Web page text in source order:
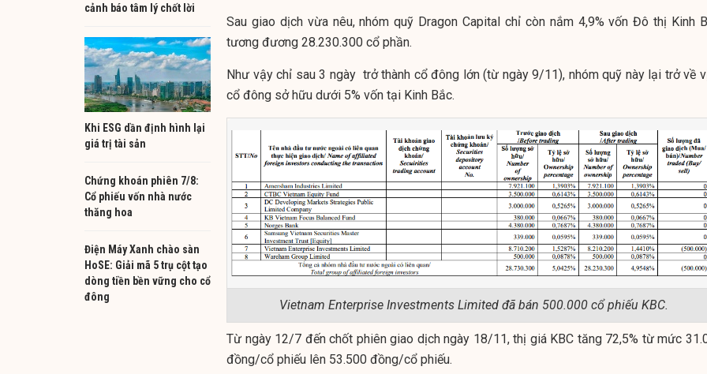
cảnh báo tâm lý chốt lời
Khi ESG dần định hình lại
giá trị tài sản
Chứng khoán phiên 7/8:
Cổ phiếu vốn nhà nước
thăng hoa
Điện Máy Xanh chào sàn
HoSE: Giải mã 5 trụ cột tạo
dòng tiền bền vững cho cổ
đông
Sau giao dịch vừa nêu, nhóm quỹ Dragon Capital chỉ còn nắm 4,9% vốn Đô thị Kinh
tương đương 28.230.300 cổ phần.
Như vậy chỉ sau 3 ngày trở thành cổ đông lớn (từ ngày 9/11), nhóm quỹ này lại trở về
cổ đông sở hữu dưới 5% vốn tại Kinh Bắc.
Vietnam Enterprise Investments Limited đã bán 500.000 cổ phiếu KBC.
Từ ngày 12/7 đến chốt phiên giao dịch ngày 18/11, thị giá KBC tăng 72,5% từ mức
đồng/cổ phiếu lên 53.500 đồng/cổ phiếu.